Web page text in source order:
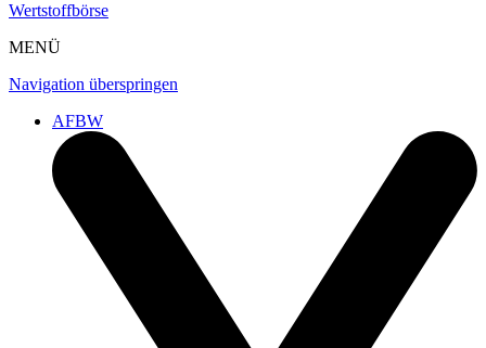
Wertstoffbörse
MENÜ
Navigation überspringen
AFBW